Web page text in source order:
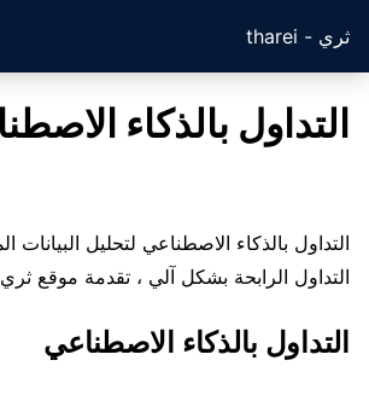
ثري - tharei
التداول بالذكاء
التداول بالذكاء الاصطناعي لتحليل البيانات
التداول الرابحة بشكل آلي ، تقدمة موقع
التداول بالذكاء الاصطناعي